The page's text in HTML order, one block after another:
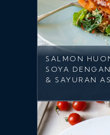
SALMON
SOYA
& SAYURAN